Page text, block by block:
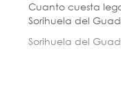
Cuanto cuesta
Sorihuela del
Sorihuela del